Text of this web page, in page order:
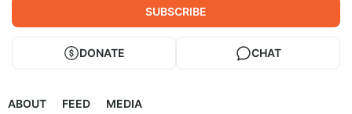
SUBSCRIBE
DONATE CHAT
ABOUT FEED MEDIA